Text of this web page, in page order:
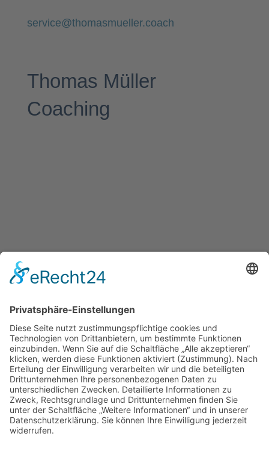
service@thomasmueller.coach
Thomas Müller
Coaching
Newsletter
Rechtliches
Impressum